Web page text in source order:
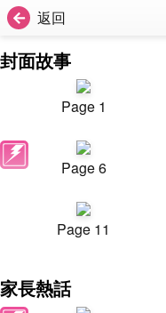
返回
封面故事
Page 1
Page 6
Page 11
家長熱話